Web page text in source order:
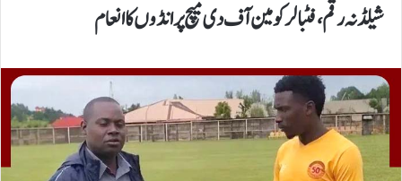
شیلڈنہ رقم،فٹبالر کو مین آف دی میچ پر انڈوں کا انعام